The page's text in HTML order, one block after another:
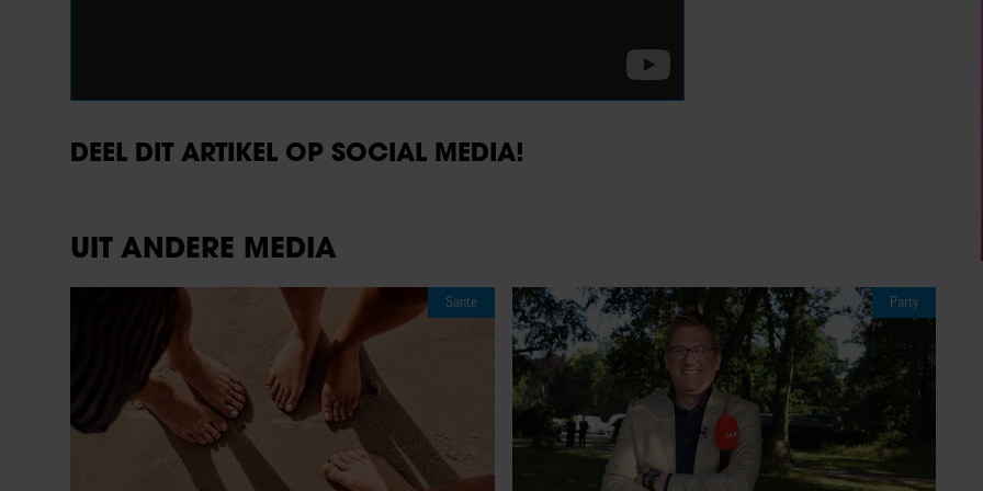
DEEL DIT ARTIKEL OP SOCIAL MEDIA!
UIT ANDERE MEDIA
Sante Party